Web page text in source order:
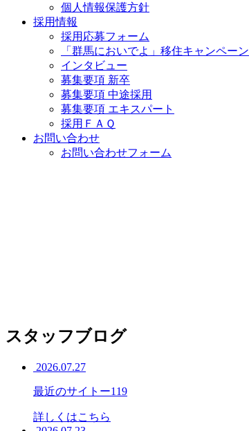
個人情報保護方針
採用情報
採用応募フォーム
「群馬においでよ」移住キャンペーン
インタビュー
募集要項 新卒
募集要項 中途採用
募集要項 エキスパート
採用ＦＡＱ
お問い合わせ
お問い合わせフォーム
スタッフブログ
2026.07.27
最近のサイトー119
詳しくはこちら